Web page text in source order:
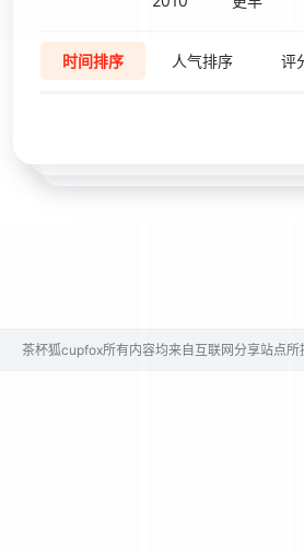
时间排序 人气排序 评
茶杯狐cupfox所有内容均来自互联网分享站点所